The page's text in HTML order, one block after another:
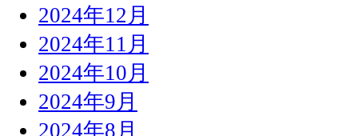
2024年12月
2024年11月
2024年10月
2024年9月
2024年8月